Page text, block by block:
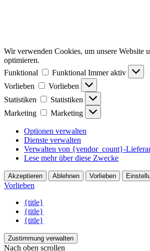
Wir verwenden Cookies, um unsere Website
optimieren.
Funktional
Funktional Immer aktiv
Vorlieben
Vorlieben
Statistiken
Statistiken
Marketing
Marketing
Optionen verwalten
Dienste verwalten
Verwalten von {vendor_count}-
Lese mehr über diese Zwecke
Akzeptieren Ablehnen Vorlieben
Vorlieben
{title}
{title}
{title}
Zustimmung verwalten
Nach oben scrollen